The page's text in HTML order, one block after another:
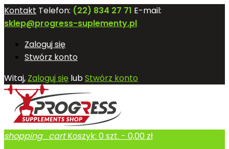
Kontakt Telefon: (22) 834 27 71 E-mail:
sklep@progress-suplementy.pl
Zaloguj się
Stwórz konto
Witaj, Zaloguj się lubStwórz konto
shopping_cart Koszyk: 0szt. - 0,00 zł